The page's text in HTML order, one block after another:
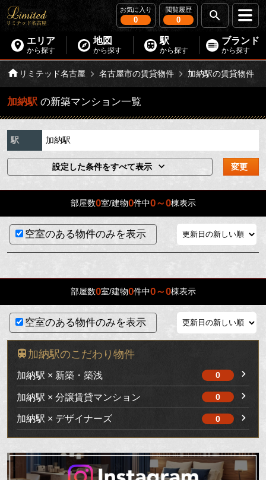
お気に入り
0
閲覧履歴
0
エリア
から探す
地図
から探す
駅
から探す
ブランド
から探す
リミテッド名古屋 名古屋市の賃貸物件 加納駅の賃貸物件
加納駅 の新築マンション一覧
駅 加納駅
設定した条件をすべて表示 変更
部屋数0室/建物0件中0～0棟表示
空室のある物件のみを表示
部屋数0室/建物0件中0～0棟表示
空室のある物件のみを表示
加納駅のこだわり物件
加納駅 × 新築・築浅 0
加納駅 × 分譲賃貸マンション 0
加納駅 × デザイナーズ 0